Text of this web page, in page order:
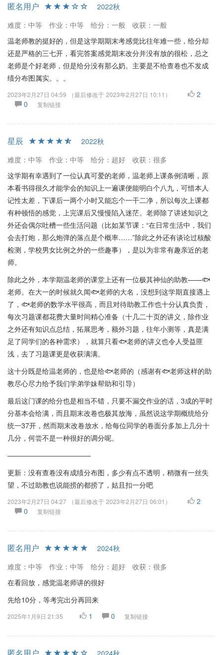
匿名用户
2022秋
难度：中等
作业：中等 给分：一般
收获：一般
温老师教的挺好的，但是这学期期末考感觉比往年难一些，给分却
还是严格的三七开，看完答案感觉期末改分并没有放的很松，总之
老师是个好老师，但是给分没有那么奶。主要是不给查卷也不发成
绩分布图属实。。。
2023年2月27日 04:59 （最后修改于 2023年2月27日 10:11 ）
2
0
复制链接
星辰
2022秋
难度：中等
作业：中等 给分：超好
收获：很多
这学期有幸遇到了一位认真可爱的老师，温老师上课条例清晰，原
本看书得很久才能学会的知识上一遍课便能明白个八九，可惜本人
记性太差，下课后一两个小时又能忘个一干二净，所以每次上课都
有种顿悟的感觉，上完课后又慢慢陷入迷茫。老师除了讲述知识之
外还会偶尔吐槽一些生活问题（比如某节课：“在日常生活中，我们
会去打炮，那么炮弹的落点是个概率……”除此之外还有谈论过核酸
检测，学校男女比例之外的一些趣事），是以为非常有趣亲近的老
师。
除此之外，本学期温老师的课堂上还有一位极其神仙的助教——🐟
老师。在大一的时候就久闻🐟老师的大名，没想到这学期直接遇上
了，🐟老师的数学水平很高，而且对待助教工作也十分认真负责，
每次习题课都花费大量时间精心准备（十几二十页的讲义，除作业
之外还有知识点总结，拓展思考，额外习题，往年小测等，真是满
足了同学们的各种需求），就算只看🐟老师的讲义也令人受益匪
浅，去了习题课更是收获满满。
这十分既是给温老师的，也是给🐟老师的（感谢有🐟老师这样的助
教尽心尽力给予我们学弟学妹帮助和引导）
最后这门课的给分也是相当不错，只要不漏交作业的话，3成的平时
分基本会给满，而且期末改卷也极其放海，虽然说这学期概统给分
统一37开，然而期末改卷放水，给每位同学的卷面分多加上几分十
几分，何尝不是一种很好的调分呢。
————————————
更新：没有查卷没有成绩分布图，多少有点不透明，稍微有一丝失
望，不过助教也说能捞的都捞了，姑且扣一分吧
2023年2月27日 04:27 （最后修改于 2023年2月27日 06:01 ）
2
0
复制链接
匿名用户
2024秋
难度：中等
作业：中等 给分：超好
收获：很多
在看回放，感觉温老师讲的很好
先给10分，等考完出分再回来
2025年1月9日 21:35 1 0 复制链接
2024秋